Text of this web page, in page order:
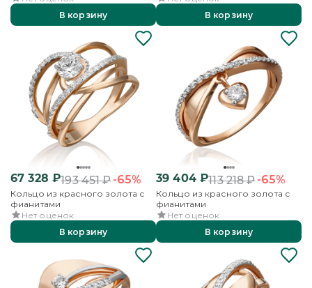
В корзину
В корзину
67 328 ₽193 451₽-65%
Кольцо из красного золота с
фианитами
Нет оценок
В корзину
39 404₽113 218₽-65%
Кольцо из красного золота с
фианитами
Нет оценок
В корзину